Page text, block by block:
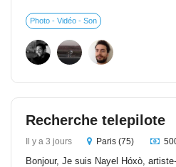
Photo - Vidéo - Son
Recherche telepilote
Il y a 3 jours Paris (75)
Bonjour, Je suis Nayel Hóxò,